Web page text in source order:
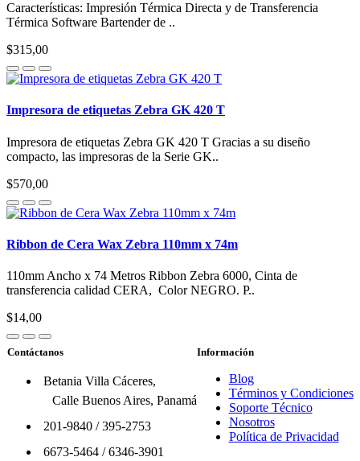
Características: Impresión Térmica Directa y de Transferencia
Térmica Software Bartender de ..
$315,00
Impresora de etiquetas Zebra GK 420 T
Impresora de etiquetas Zebra GK 420 T Gracias a su diseño
compacto, las impresoras de la Serie GK..
$570,00
Ribbon de Cera Wax Zebra 110mm x 74m
110mm Ancho x 74 Metros Ribbon Zebra 6000, Cinta de
transferencia calidad CERA, Color NEGRO. P..
$14,00
Contáctanos
Betania Villa Cáceres,
Calle Buenos Aires, Panamá
201-9840/395-2753
6673-5464/6346-3901
Información
Blog
Términos y Condiciones
Soporte Técnico
Nosotros
Política de Privacidad